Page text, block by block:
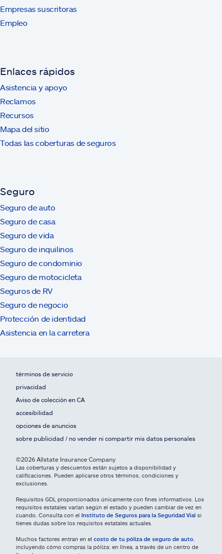
Empresas suscritoras
Empleo
Enlaces rápidos
Asistencia y apoyo
Reclamos
Recursos
Mapa del sitio
Todas las coberturas de seguros
Seguro
Seguro de auto
Seguro de casa
Seguro de vida
Seguro de inquilinos
Seguro de condominio
Seguro de motocicleta
Seguros de RV
Seguro de negocio
Protección de identidad
Asistencia en la carretera
términos de servicio
privacidad
Aviso de colección en CA
accesibilidad
opciones de anuncios
sobre publicidad / no vender ni compartir mis datos personales
©2026 Allstate Insurance Company
Las coberturas y descuentos están sujetos a disponibilidad y
calificaciones. Pueden aplicarse otros términos, condiciones y
exclusiones.
Requisitos GDL proporcionados únicamente con fines informativos. Los
requisitos estatales varían según el estado y pueden cambiar de vez en
cuando. Consulta con el Instituto de Seguros para la Seguridad Vial si
tienes dudas sobre los requisitos estatales actuales.
Muchos factores entran en el costo de tu póliza de seguro de auto
incluyendo cómo compras la póliza: en línea, a través de un centro de